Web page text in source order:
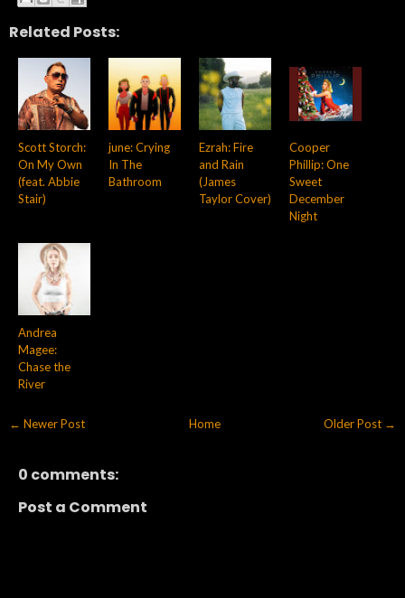
Related Posts:
Scott Storch:
On My Own
(feat. Abbie
Stair)
june: Crying
In The
Bathroom
Ezrah: Fire
and Rain
(James
Taylor Cover)
Cooper
Phillip: One
Sweet
December
Night
Andrea
Magee:
Chase the
River
← Newer Post Older Post →
Home
0 comments:
Post a Comment